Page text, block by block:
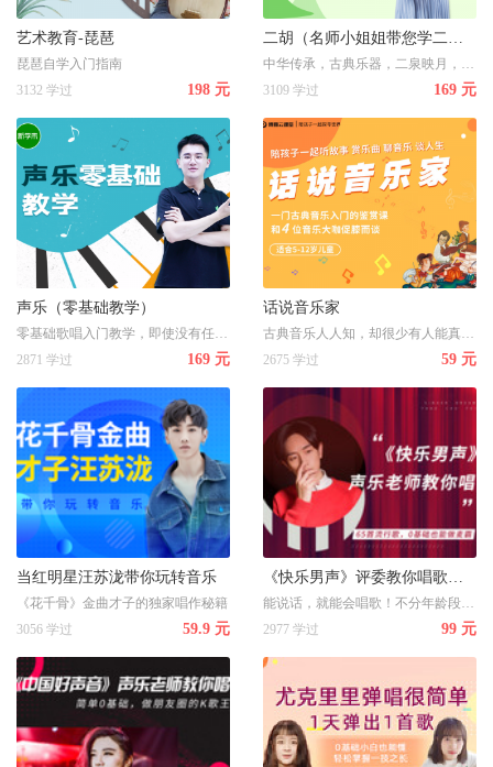
艺术教育-琵琶
琵琶自学入门指南
3132 学过
198 元
3109 学过
169 元
声乐（零基础教学）
零基础歌唱入门教学，即使没有任何音乐基础的学员也能轻松自学歌唱~
2871 学过
169 元
话说音乐家
古典音乐人人知，却很少有人能真正理解古典音乐，这是一门古典音乐的启蒙课程，带你走进音乐大师的访谈间，通过展现莫扎特、贝多芬、舒伯特、肖邦四位音乐家的成长历程，让孩子们在了解人物生平的同时，由浅入深了解音乐小知识、欣赏经典音乐曲目，拓宽自己的艺术视野，提高对音乐的鉴赏能力，与音乐进行一场深度对谈。
2675 学过
59 元
当红明星汪苏泷带你玩转音乐
《花千骨》金曲才子的独家唱作秘籍
3056 学过
59.9 元
《快乐男声》评委教你唱歌，65首流行歌，0基础也能做麦霸！
能说话，就能会唱歌！不分年龄段、喜欢唱就能学！杨老师拥有百万粉丝，具有13年丰富的教学经验，高音、跑调、气息不稳都能轻松解决~
2977 学过
99 元